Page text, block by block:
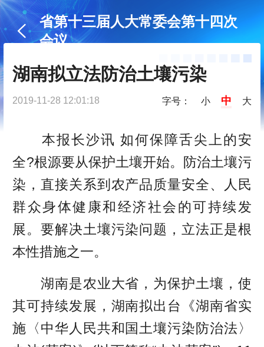
省第十三届人大常委会第十四次
会议
湖南拟立法防治土壤污染
2019-11-28 12:01:18 字号： 小 中 大
本报长沙讯 如何保障舌尖上的安
全?根源要从保护土壤开始。防治土壤污
染，直接关系到农产品质量安全、人民
群众身体健康和经济社会的可持续发
展。要解决土壤污染问题，立法正是根
本性措施之一。
湖南是农业大省，为保护土壤，使
其可持续发展，湖南拟出台《湖南省实
施〈中华人民共和国土壤污染防治法〉